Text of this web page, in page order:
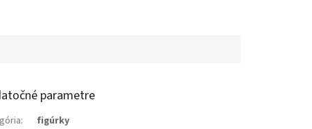
parametre
:
figúrky